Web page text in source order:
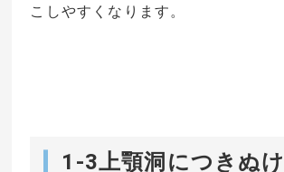
こしやすくなります。
1-3上顎洞につきぬ